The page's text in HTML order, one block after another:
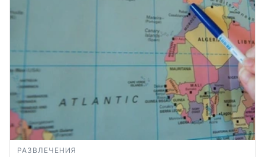
РАЗВЛЕЧЕНИЯ